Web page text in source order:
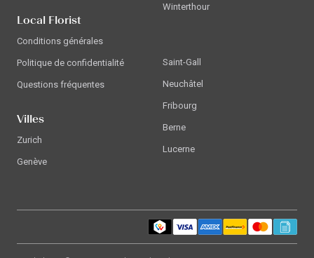
Local Florist
Conditions générales
Politique de confidentialité
Questions fréquentes
Villes
Zurich
Genève
Winterthour
Saint-Gall
Neuchâtel
Fribourg
Berne
Lucerne